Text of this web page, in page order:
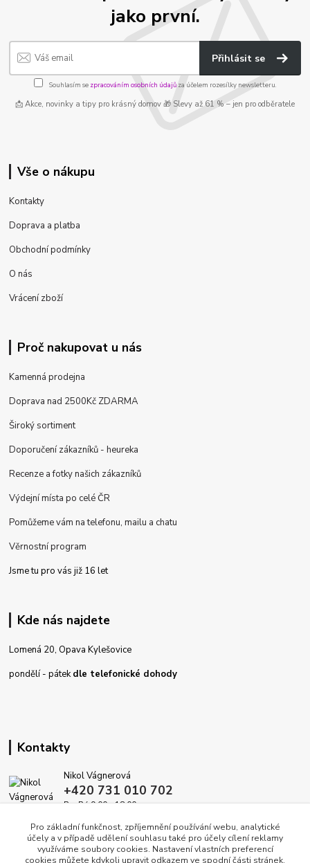
jako první.
Přihlásit se
Souhlasím se zpracováním osobních údajůza účelem rozesílky newsletteru.
📩 Akce, novinky a tipy pro krásný domov 🎁 Slevy až 61 % – jen pro odběratele
Vše o nákupu
Kontakty
Doprava a platba
Obchodní podmínky
O nás
Vrácení zboží
Proč nakupovat u nás
Kamenná prodejna
Doprava nad 2500Kč ZDARMA
Široký sortiment
Doporučení zákazníků - heureka
Recenze a fotky našich zákazníků
Výdejní místa po celé ČR
Pomůžeme vám na telefonu, mailu a chatu
Věrnostní program
Jsme tu pro vás již 16 let
Kde nás najdete
Lomená 20, Opava Kylešovice
pondělí - pátekdle telefonické dohody
Kontakty
Nikol Vágnerová
+420 731 010 702
Po-Pá 9.00 - 18.00
info@dekoracedomova.cz
Pro základní funkčnost, zpříjemnění používání webu, analytické
účely a v případě udělení souhlasu také pro účely cílení reklamy
využíváme soubory cookies. Nastavení vlastních preferencí
cookies můžete kdykoli upravit odkazem ve spodní části stránek.